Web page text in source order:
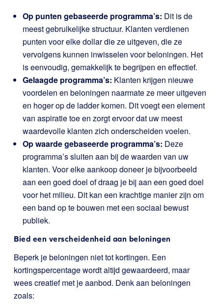
Op punten gebaseerde programma’s: Dit is de
meest gebruikelijke structuur. Klanten verdienen
punten voor elke dollar die ze uitgeven, die ze
vervolgens kunnen inwisselen voor beloningen. Het
is eenvoudig, gemakkelijk te begrijpen en effectief.
Gelaagde programma’s: Klanten krijgen nieuwe
voordelen en beloningen naarmate ze meer uitgeven
en hoger op de ladder komen. Dit voegt een element
van aspiratie toe en zorgt ervoor dat uw meest
waardevolle klanten zich onderscheiden voelen.
Op waarde gebaseerde programma’s: Deze
programma’s sluiten aan bij de waarden van uw
klanten. Voor elke aankoop doneer je bijvoorbeeld
aan een goed doel of draag je bij aan een goed doel
voor het milieu. Dit kan een krachtige manier zijn om
een band op te bouwen met een sociaal bewust
publiek.
Bied een verscheidenheid aan beloningen
Beperk je beloningen niet tot kortingen. Een
kortingspercentage wordt altijd gewaardeerd, maar
wees creatief met je aanbod. Denk aan beloningen
zoals: